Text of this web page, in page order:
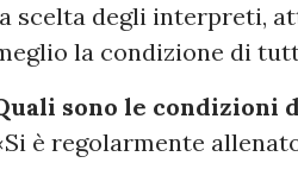
scelta degli interpreti,
la condizione di
sono le condizioni
è regolarmente